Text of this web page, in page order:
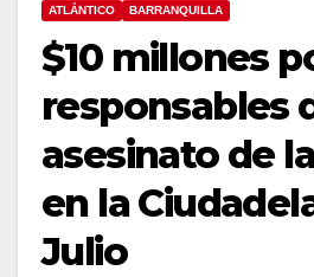
ATLÁNTICO BARRANQUILLA
$10 millones
responsables
asesinato de
en la
Julio